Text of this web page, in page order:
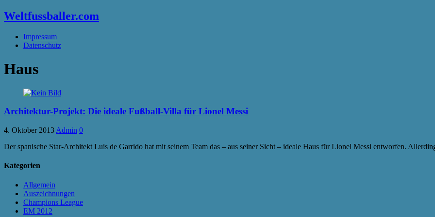
Weltfussballer.com
Impressum
Datenschutz
Haus
Architektur-Projekt: Die ideale Fußball-Villa für Lionel Messi
4. Oktober 2013 Admin 0
Der spanische Star-Architekt Luis de Garrido hat mit seinem Team das – aus seiner Sicht – ideale Haus für Lionel Messi entworfen.
Kategorien
Allgemein
Auszeichnungen
Champions League
EM 2012